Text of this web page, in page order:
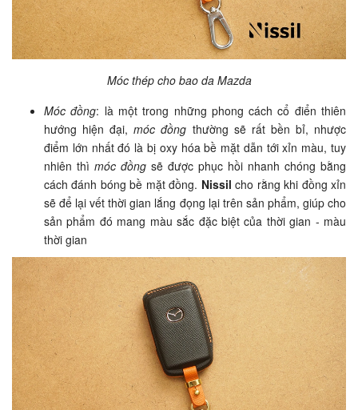
Móc thép cho bao da Mazda
Móc đồng: là một trong những phong cách cổ điển thiên
hướng hiện đại,móc đồng thường sẽ rất bền bỉ, nhược
điểm lớn nhất đó là bị oxy hóa bề mặt dẫn tới xỉn màu, tuy
nhiên thì móc đồng sẽ được phục hồi nhanh chóng bằng
cách đánh bóng bề mặt đồng. Nissil cho rằng khi đồng xỉn
sẽ để lại vết thời gian lắng đọng lại trên sản phẩm, giúp cho
sản phẩm đó mang màu sắc đặc biệt của thời gian - màu
thời gian